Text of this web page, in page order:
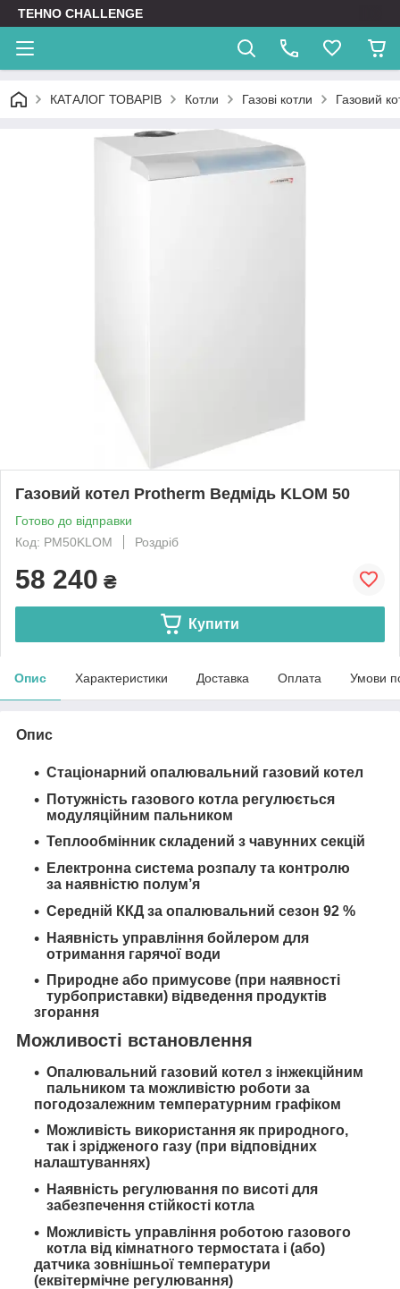
TEHNO CHALLENGE
КАТАЛОГ ТОВАРІВ Котли Газові котли Газовий
Газовий котел Protherm Ведмідь KLOM 50
Готово до відправки
Код: PМ50KLOM
Роздріб
58 240 ₴
Купити
Опис Характеристики Доставка Оплата Умови
Опис
Стаціонарний опалювальний газовий котел
Потужність газового котла регулюється
модуляційним пальником
Теплообмінник складений з чавунних секцій
Електронна система розпалу та контролю
за наявністю полум’я
Середній ККД за опалювальний сезон 92 %
Наявність управління бойлером для
отримання гарячої води
Природне або примусове (при наявності
турбоприставки) відведення продуктів
згорання
Можливості встановлення
Опалювальний газовий котел з інжекційним
пальником та можливістю роботи за
погодозалежним температурним графіком
Можливість використання як природного,
так і зрідженого газу (при відповідних
налаштуваннях)
Наявність регулювання по висоті для
забезпечення стійкості котла
Можливість управління роботою газового
котла від кімнатного термостата і (або)
датчика зовнішньої температури
(еквітермічне регулювання)